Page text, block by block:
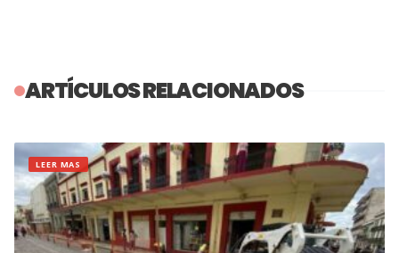
ARTÍCULOS RELACIONADOS
LEER MAS